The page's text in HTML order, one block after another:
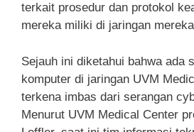
terkait prosedur dan protokol
mereka miliki di jaringan
Sejauh ini diketahui bahwa ada
komputer di jaringan UVM
terkena imbas dari serangan
Menurut UVM Medical Center